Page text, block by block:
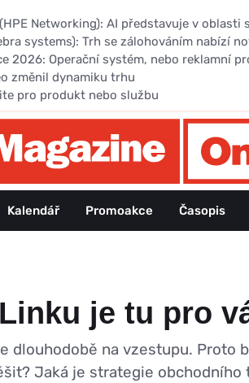
Networking): AI představuje v oblasti
systems): Trh se zálohováním nabízí
2026: Operační systém, nebo reklamní
změnil dynamiku trhu
pro produkt nebo službu
Kalendář Promoakce Časopis
je tu pro
dlouhodobě na vzestupu.
Jaká je strategie